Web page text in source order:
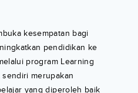
kesempatan bagi
pendidikan ke
program Learning
sendiri merupakan
yang diperoleh baik